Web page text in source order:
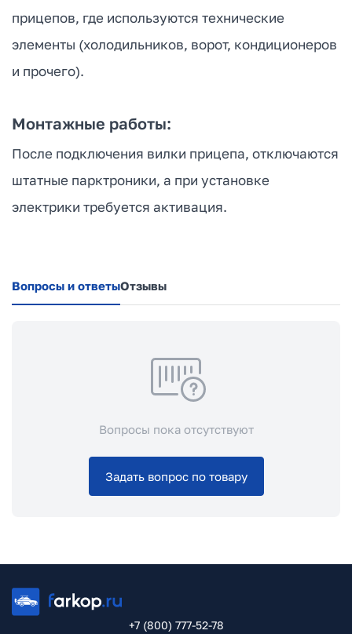
прицепов, где используются технические
элементы (холодильников, ворот, кондиционеров
и прочего).
Монтажные работы:
После подключения вилки прицепа, отключаются
штатные парктроники, а при установке
электрики требуется активация.
Вопросы и ответыОтзывы
Вопросы пока отсутствуют
Задать вопрос по товару
+7 (800) 777-52-78